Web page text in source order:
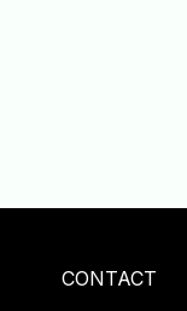
CONTACT